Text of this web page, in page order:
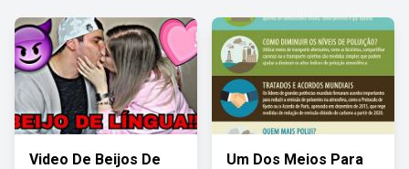
Video De Beijos De
Um Dos Meios Para